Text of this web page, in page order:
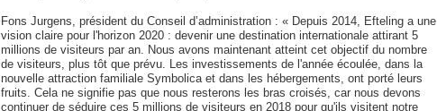
Fons Jurgens, président du Conseil d’administration : « Depuis 2014, Efteling a une
vision claire pour l'horizon 2020 : devenir une destination internationale attirant 5
millions de visiteurs par an. Nous avons maintenant atteint cet objectif du nombre
de visiteurs, plus tôt que prévu. Les investissements de l'année écoulée, dans la
nouvelle attraction familiale Symbolica et dans les hébergements, ont porté leurs
fruits. Cela ne signifie pas que nous resterons les bras croisés, car nous devons
continuer de séduire ces 5 millions de visiteurs en 2018 pour qu'ils visitent notre